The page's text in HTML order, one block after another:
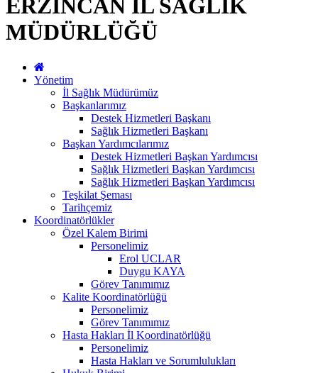
ERZİNCAN İL SAĞLIK
MÜDÜRLÜĞÜ
Yönetim
İl Sağlık Müdürümüz
Başkanlarımız
Destek Hizmetleri Başkanı
Sağlık Hizmetleri Başkanı
Başkan Yardımcılarımız
Destek Hizmetleri Başkan Yardımcısı
Sağlık Hizmetleri Başkan Yardımcısı
Sağlık Hizmetleri Başkan Yardımcısı
Teşkilat Şeması
Tarihçemiz
Koordinatörlükler
Özel Kalem Birimi
Personelimiz
Erol UCLAR
Duygu KAYA
Görev Tanımımız
Kalite Koordinatörlüğü
Personelimiz
Görev Tanımımız
Hasta Hakları İl Koordinatörlüğü
Personelimiz
Hasta Hakları ve Sorumlulukları